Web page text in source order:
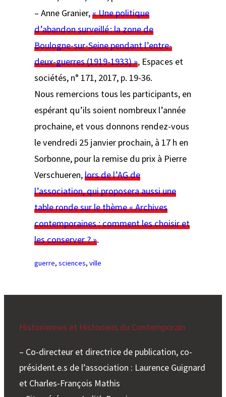
– Anne Granier,« Une politique
d’abandon surveillé : la zone de
Boulogne-sur-Seine pendant l’entre-
deux-guerres (1919-1933) », Espaces et
sociétés, n° 171, 2017, p. 19‑36.
Nous remercions tous les participants, en
espérant qu’ils soient nombreux l’année
prochaine, et vous donnons rendez-vous
le vendredi 25 janvier prochain, à 17 h en
Sorbonne, pour la remise du prix à Pierre
Verschueren,lors de l’AG de
l’association, qui proposera aussi une
table ronde sur le thème « Archives
contemporaines : comment les choisir et
les conserver ? ».
guerre, sciences, ville
Historiennes et Historiens du Contemporain
– Co-directeur et directrice de publication, co-
président.e.s de l’association : Laurence Guignard
et Charles-François Mathis